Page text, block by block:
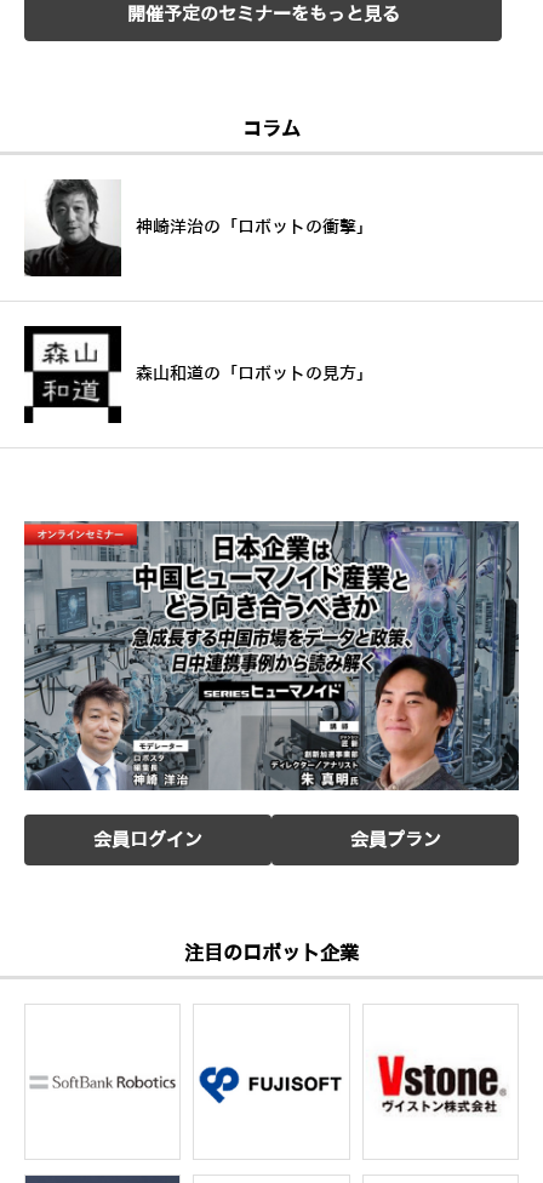
開催予定のセミナーをもっと見る
コラム
神崎洋治の「ロボットの衝撃」
森山和道の「ロボットの見方」
会員ログイン 会員プラン
注目のロボット企業